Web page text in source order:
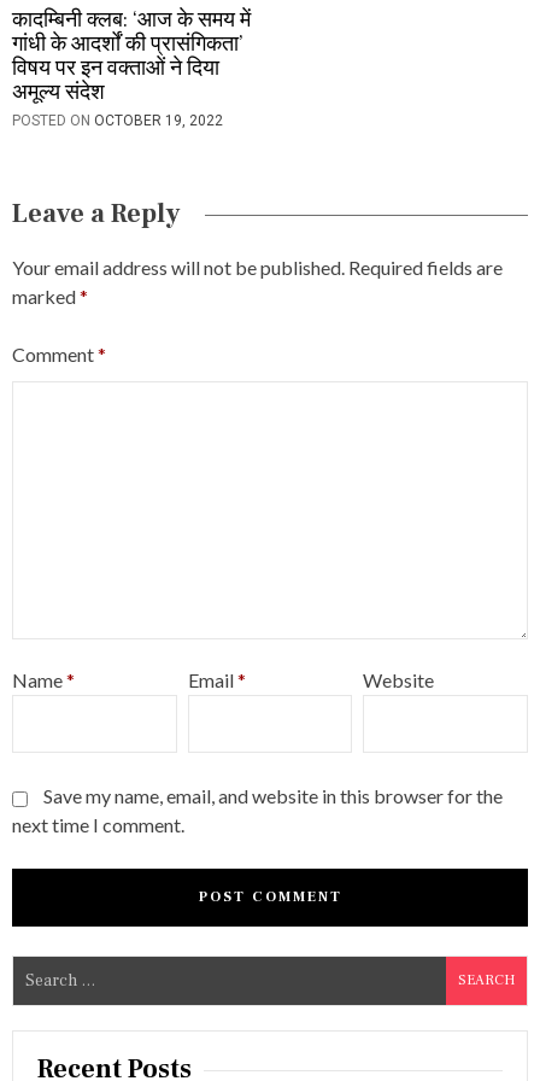
कादम्बिनी क्लब: ‘आज के समय में
गांधी के आदर्शों की प्रासंगिकता’
विषय पर इन वक्ताओं ने दिया
अमूल्य संदेश
POSTED ON OCTOBER 19, 2022
Leave a Reply
Your email address will not be published. Required fields are
marked*
Comment*
Name* Email* Website
Save my name, email, and website in this browser for the
next time I comment.
e
a
Recent Posts